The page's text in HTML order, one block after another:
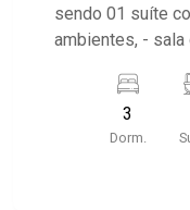
sendo 01 suíte
ambientes, - sala
garagem para 4
3
Dorm.